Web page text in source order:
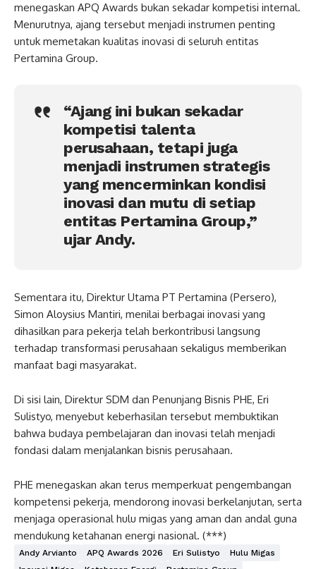
menegaskan APQ Awards bukan sekadar kompetisi internal.
Menurutnya, ajang tersebut menjadi instrumen penting
untuk memetakan kualitas inovasi di seluruh entitas
Pertamina Group.
“Ajang ini bukan sekadar
kompetisi talenta
perusahaan, tetapi juga
menjadi instrumen strategis
yang mencerminkan kondisi
inovasi dan mutu di setiap
entitas Pertamina Group,”
ujar Andy.
Sementara itu, Direktur Utama PT Pertamina (Persero),
Simon Aloysius Mantiri, menilai berbagai inovasi yang
dihasilkan para pekerja telah berkontribusi langsung
terhadap transformasi perusahaan sekaligus memberikan
manfaat bagi masyarakat.
Di sisi lain, Direktur SDM dan Penunjang Bisnis PHE, Eri
Sulistyo, menyebut keberhasilan tersebut membuktikan
bahwa budaya pembelajaran dan inovasi telah menjadi
fondasi dalam menjalankan bisnis perusahaan.
PHE menegaskan akan terus memperkuat pengembangan
kompetensi pekerja, mendorong inovasi berkelanjutan, serta
menjaga operasional hulu migas yang aman dan andal guna
mendukung ketahanan energi nasional. (***)
Andy Arvianto APQ Awards 2026 Eri Sulistyo
Hulu Migas